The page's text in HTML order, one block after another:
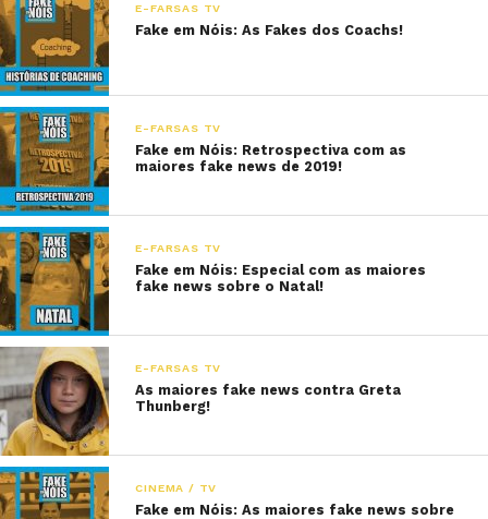
E-FARSAS TV
Fake em Nóis: As Fakes dos Coachs!
E-FARSAS TV
Fake em Nóis: Retrospectiva com as
maiores fake news de 2019!
E-FARSAS TV
Fake em Nóis: Especial com as maiores
fake news sobre o Natal!
E-FARSAS TV
As maiores fake news contra Greta
Thunberg!
CINEMA / TV
Fake em Nóis: As maiores fake news sobre